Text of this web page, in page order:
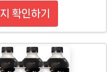
확인하기